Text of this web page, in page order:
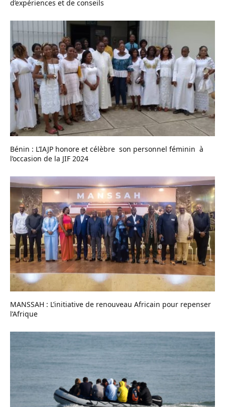
d’expériences et de conseils
Bénin : L’IAJP honore et célèbre son personnel féminin à
l’occasion de la JIF 2024
MANSSAH : L’initiative de renouveau Africain pour repenser
l’Afrique